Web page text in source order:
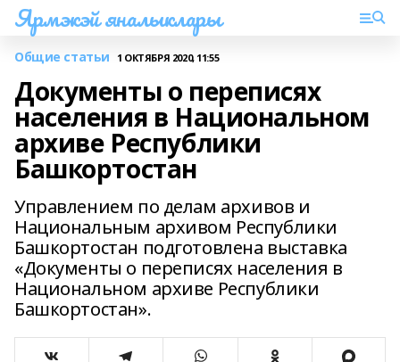
Ярмэкэй яналыклары
Общие статьи 1 ОКТЯБРЯ 2020, 11:55
Документы о переписях
населения в Национальном
архиве Республики
Башкортостан
Управлением по делам архивов и
Национальным архивом Республики
Башкортостан подготовлена выставка
«Документы о переписях населения в
Национальном архиве Республики
Башкортостан».